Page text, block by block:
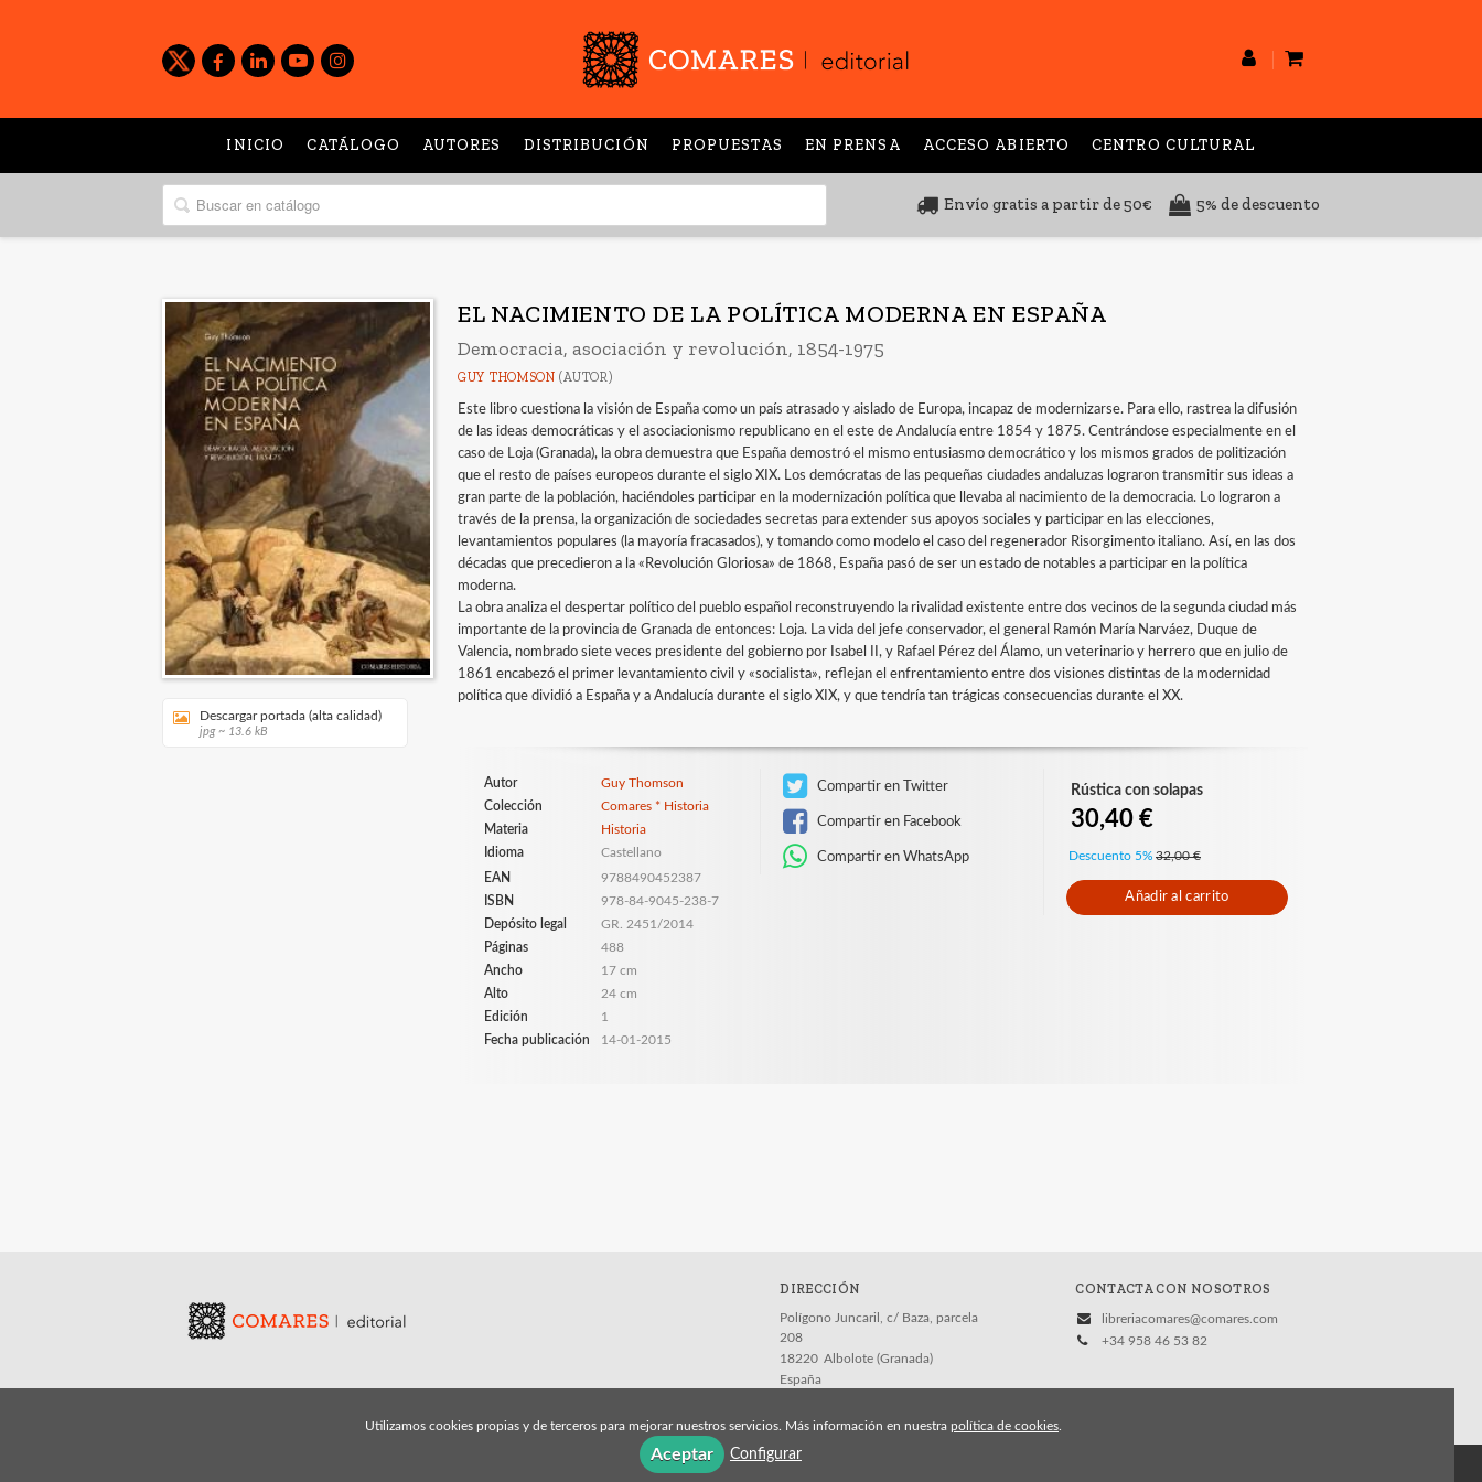
INICIO CATÁLOGO AUTORES DISTRIBUCIÓN PROPUESTAS EN PRENSA ACCESO ABIERTO CENTRO CULTURAL
Envío gratis a partir de 50€ 5% de descuento
Descargar portada (alta calidad)
jpg ~ 13.6 kB
EL NACIMIENTO DE LA POLÍTICA MODERNA EN ESPAÑA
Democracia, asociación y revolución, 1854-1975
GUY THOMSON (AUTOR)
Este libro cuestiona la visión de España como un país atrasado y aislado de Europa, incapaz de modernizarse. Para ello, rastrea la difusión
de las ideas democráticas y el asociacionismo republicano en el este de Andalucía entre 1854 y 1875. Centrándose especialmente en el
caso de Loja (Granada), la obra demuestra que España demostró el mismo entusiasmo democrático y los mismos grados de politización
que el resto de países europeos durante el siglo XIX. Los demócratas de las pequeñas ciudades andaluzas lograron transmitir sus ideas a
gran parte de la población, haciéndoles participar en la modernización política que llevaba al nacimiento de la democracia. Lo lograron a
través de la prensa, la organización de sociedades secretas para extender sus apoyos sociales y participar en las elecciones,
levantamientos populares (la mayoría fracasados), y tomando como modelo el caso del regenerador Risorgimento italiano. Así, en las dos
décadas que precedieron a la «Revolución Gloriosa» de 1868, España pasó de ser un estado de notables a participar en la política
moderna.
La obra analiza el despertar político del pueblo español reconstruyendo la rivalidad existente entre dos vecinos de la segunda ciudad más
importante de la provincia de Granada de entonces: Loja. La vida del jefe conservador, el general Ramón María Narváez, Duque de
Valencia, nombrado siete veces presidente del gobierno por Isabel II, y Rafael Pérez del Álamo, un veterinario y herrero que en julio de
1861 encabezó el primer levantamiento civil y «socialista», reflejan el enfrentamiento entre dos visiones distintas de la modernidad
política que dividió a España y a Andalucía durante el siglo XIX, y que tendría tan trágicas consecuencias durante el XX.
Autor
Guy Thomson
Colección
Comares * Historia
Materia
Historia
Idioma
Castellano
EAN
9788490452387
ISBN
978-84-9045-238-7
Depósito legal
GR. 2451/2014
Páginas
488
Ancho
17 cm
Alto
24 cm
Edición
1
Fecha publicación
14-01-2015
Compartir en Twitter
Compartir en Facebook
Compartir en WhatsApp
Rústica con solapas
30,40 €
Descuento 5% 32,00 €
Añadir al carrito
DIRECCIÓN
Polígono Juncaril, c/ Baza, parcela
208
18220 Albolote (Granada)
España
CONTACTA CON NOSOTROS
libreriacomares@comares.com
+34 958 46 53 82
Utilizamos cookies propias y de terceros para mejorar nuestros servicios. Más información en nuestra política de cookies
Aceptar Configurar